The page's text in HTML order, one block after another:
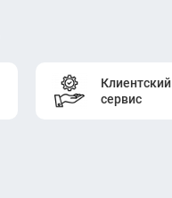
Клиентский
сервис